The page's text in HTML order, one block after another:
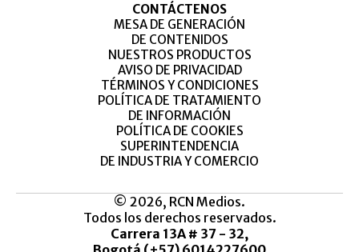
CONTÁCTENOS
MESA DE GENERACIÓN
DE CONTENIDOS
NUESTROS PRODUCTOS
AVISO DE PRIVACIDAD
TÉRMINOS Y CONDICIONES
POLÍTICA DE TRATAMIENTO
DE INFORMACIÓN
POLÍTICA DE COOKIES
SUPERINTENDENCIA
DE INDUSTRIA Y COMERCIO
© 2026, RCN Medios.
Todos los derechos reservados.
Carrera 13A # 37 - 32,